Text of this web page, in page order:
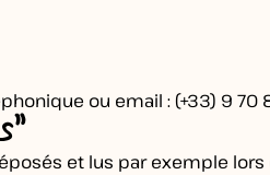
ou email : (+33) 9 70
et lus par exemple